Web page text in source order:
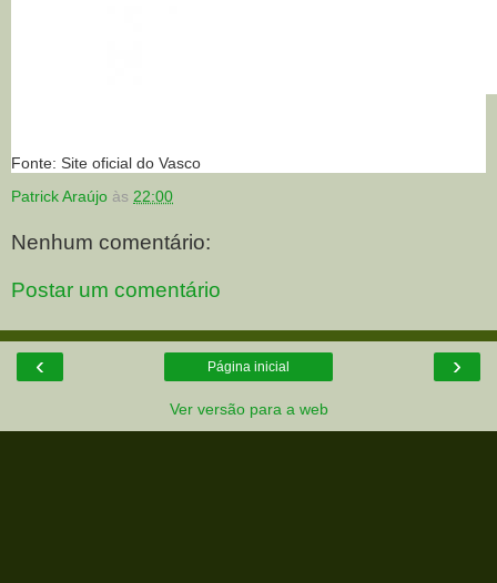
Fonte: Site oficial do Vasco
Patrick Araújo às 22:00
Nenhum comentário:
Postar um comentário
‹ ›
Página inicial
Ver versão para a web